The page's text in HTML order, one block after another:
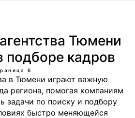
Тюмени
подборе кадров
6
в Тюмени играют важную
региона, помогая компаниям
задачи по поиску и подбору
быстро меняющейся